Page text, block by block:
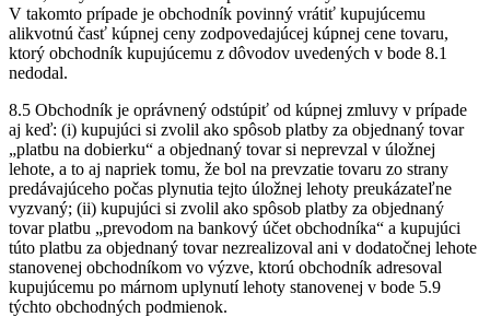
V takomto prípade je obchodník povinný vrátiť kupujúcemu
alikvotnú časť kúpnej ceny zodpovedajúcej kúpnej cene tovaru,
ktorý obchodník kupujúcemu z dôvodov uvedených v bode 8.1
nedodal.
8.5 Obchodník je oprávnený odstúpiť od kúpnej zmluvy v prípade
aj keď: (i) kupujúci si zvolil ako spôsob platby za objednaný tovar
„platbu na dobierku“ a objednaný tovar si neprevzal v úložnej
lehote, a to aj napriek tomu, že bol na prevzatie tovaru zo strany
predávajúceho počas plynutia tejto úložnej lehoty preukázateľne
vyzvaný; (ii) kupujúci si zvolil ako spôsob platby za objednaný
tovar platbu „prevodom na bankový účet obchodníka“ a kupujúci
túto platbu za objednaný tovar nezrealizoval ani v dodatočnej lehote
stanovenej obchodníkom vo výzve, ktorú obchodník adresoval
kupujúcemu po márnom uplynutí lehoty stanovenej v bode 5.9
týchto obchodných podmienok.